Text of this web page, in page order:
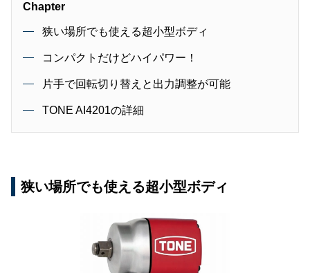
Chapter
狭い場所でも使える超小型ボディ
コンパクトだけどハイパワー！
片手で回転切り替えと出力調整が可能
TONE AI4201の詳細
狭い場所でも使える超小型ボディ